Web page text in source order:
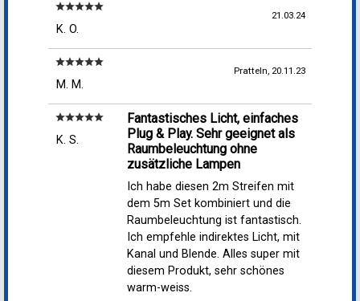
starstarstarstarstar
K. O.
21.03.24
starstarstarstarstar
M. M.
Pratteln, 20.11.23
starstarstarstarstar
K. S.
Fantastisches Licht, einfaches
Plug & Play. Sehr geeignet als
Raumbeleuchtung ohne
zusätzliche Lampen
Ich habe diesen 2m Streifen mit
dem 5m Set kombiniert und die
Raumbeleuchtung ist fantastisch.
Ich empfehle indirektes Licht, mit
Kanal und Blende. Alles super mit
diesem Produkt, sehr schönes
warm-weiss.